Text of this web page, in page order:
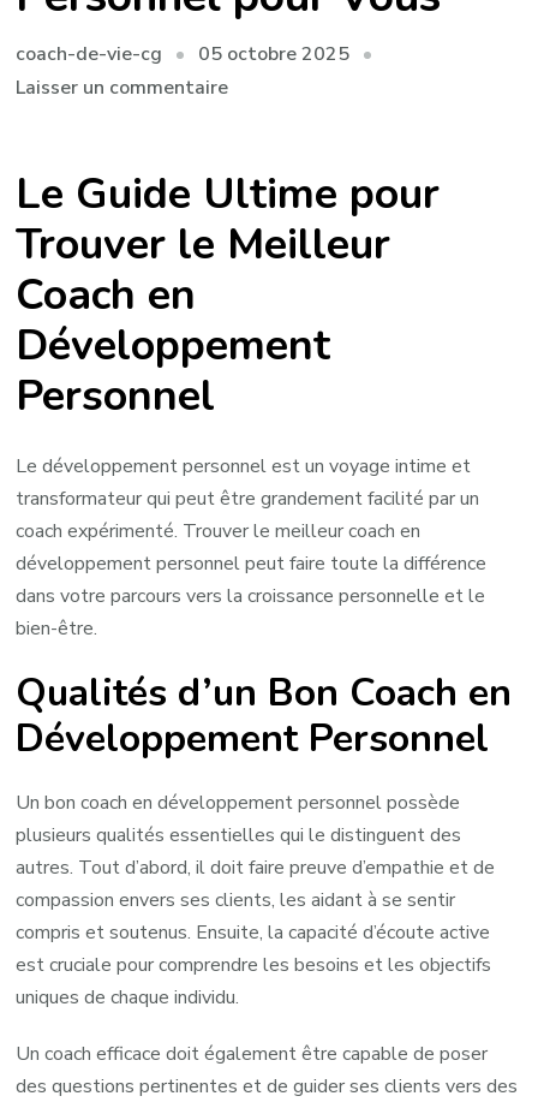
coach-de-vie-cg
05 octobre 2025
Laisser un commentairesur
Meilleur
Coach
en
pour
Le Guide Ultime pour
Trouver le Meilleur
Coach en
Développement
Personnel
Le développement personnel est un voyage intime et
transformateur qui peut être grandement facilité par un
coach expérimenté. Trouver le meilleur coach en
développement personnel peut faire toute la différence
dans votre parcours vers la croissance personnelle et le
bien-être.
Qualités d’un Bon Coach en
Développement Personnel
Un bon coach en développement personnel possède
plusieurs qualités essentielles qui le distinguent des
autres. Tout d’abord, il doit faire preuve d’empathie et de
compassion envers ses clients, les aidant à se sentir
compris et soutenus. Ensuite, la capacité d’écoute active
est cruciale pour comprendre les besoins et les objectifs
uniques de chaque individu.
Un coach efficace doit également être capable de poser
des questions pertinentes et de guider ses clients vers des